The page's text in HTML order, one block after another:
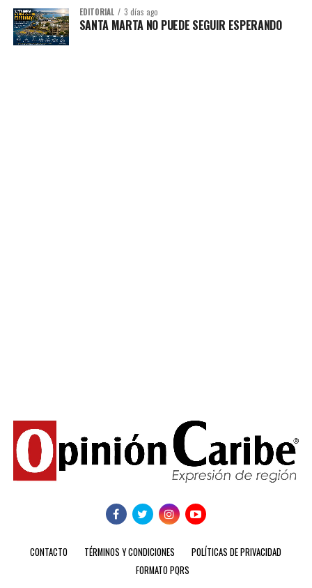
EDITORIAL 3 días ago
SANTA MARTA NO PUEDE SEGUIR ESPERANDO
CONTACTO TÉRMINOS Y CONDICIONES
POLÍTICAS DE PRIVACIDAD
FORMATO PQRS